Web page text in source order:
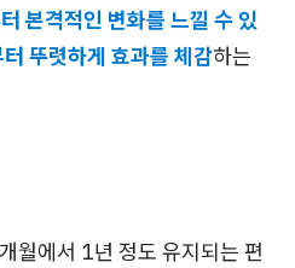
본격적인 변화를 느낄 수 있
뚜렷하게 효과를 체감하는
월에서 1년 정도 유지되는 편